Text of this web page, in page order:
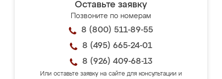
Оставьте заявку
Позвоните по номерам
8 (800) 511-89-55
8 (495) 665-24-01
8 (926) 409-68-13
Или оставьте заявку на сайте для консультации и